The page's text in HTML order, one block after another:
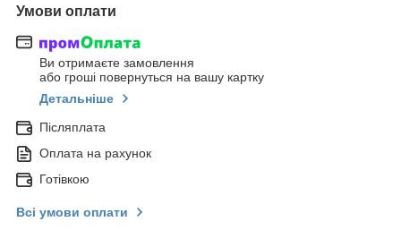
Умови оплати
Ви отримаєте замовлення
або гроші повернуться на вашу картку
Детальніше
Післяплата
Оплата на рахунок
Готівкою
Всі умови оплати